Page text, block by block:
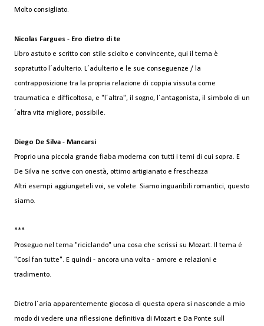
Molto consigliato.
Nicolas Fargues - Ero dietro di te
Libro astuto e scritto con stile sciolto e convincente, qui il tema è
sopratutto l´adulterio. L´adulterio e le sue conseguenze / la
contrapposizione tra la propria relazione di coppia vissuta come
traumatica e difficoltosa, e "l´altra", il sogno, l´antagonista, il simbolo di un
´altra vita migliore, possibile.
Diego De Silva - Mancarsi
Proprio una piccola grande fiaba moderna con tutti i temi di cui sopra. E
De Silva ne scrive con onestà, ottimo artigianato e freschezza
Altri esempi aggiungeteli voi, se volete. Siamo inguaribili romantici, questo
siamo.
***
Proseguo nel tema "riciclando" una cosa che scrissi su Mozart. Il tema é
"Cosí fan tutte". E quindi - ancora una volta - amore e relazioni e
tradimento.
Dietro l´aria apparentemente giocosa di questa opera si nasconde a mio
modo di vedere una riflessione definitiva di Mozart e Da Ponte sull